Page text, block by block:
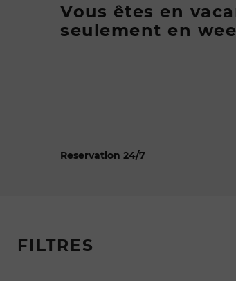
Vous êtes en
seulement en
Reservation 24/7
FILTRES